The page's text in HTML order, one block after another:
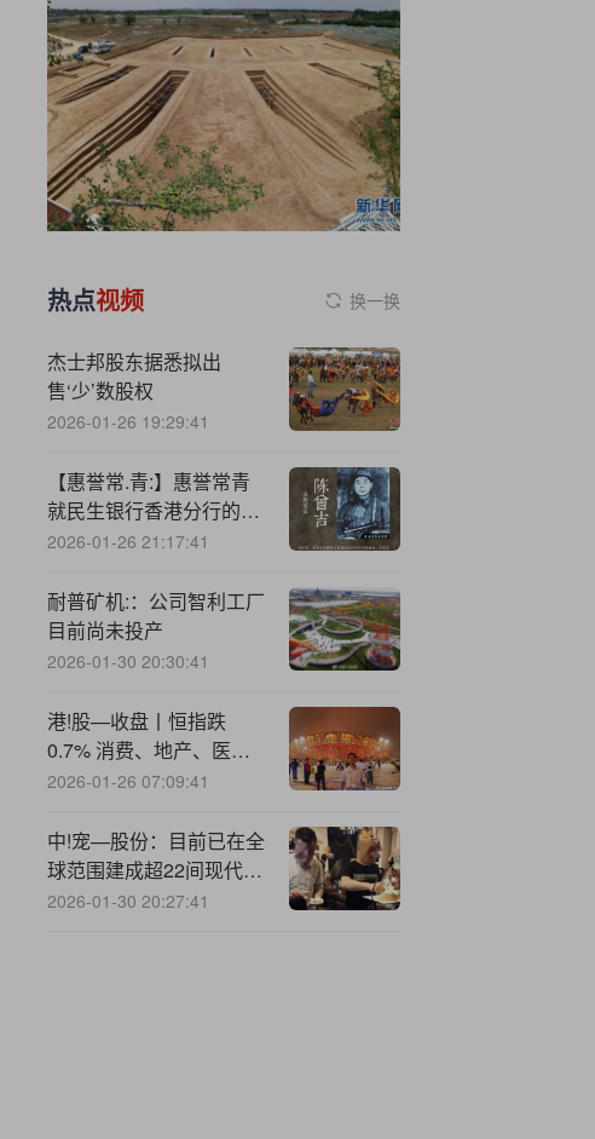
热点视频 换一换
杰士邦股东据悉拟出
售‘少’数股权
2026-01-26 19:29:41
【惠誉常.青:】惠誉常青
就民生银行香港分行的可
持续融资框架出具第二方
2026-01-26 21:17:41
耐普矿机:：公司智利工厂
目前尚未投产
2026-01-30 20:30:41
港!股—收盘丨恒指跌
0.7% 消费、地产、医疗
行业普跌
2026-01-26 07:09:41
中!宠—股份：目前已在全
球范围建成超22间现代化
工厂
2026-01-30 20:27:41